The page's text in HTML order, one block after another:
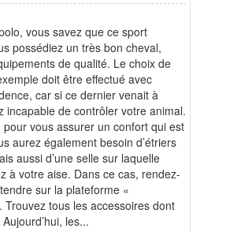
vous savez que ce sport
possédiez un très bon cheval,
de qualité. Le choix de
doit être effectué avec
car si ce dernier venait à
incapable de contrôler votre animal.
pour vous assurer un confort qui est
aurez également besoin d’étriers
aussi d’une selle sur laquelle
à votre aise. Dans ce cas, rendez-
sur la plateforme «
Trouvez tous les accessoires dont
les...